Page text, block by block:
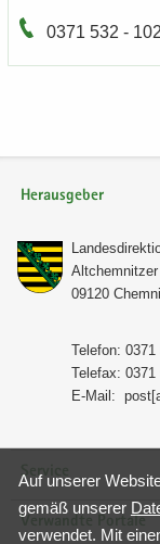
0371 532 -
Herausgeber
Alt­chem­nit­zer
09120
Te­le­fon: 0371
Te­le­fax: 0371
E-​Mail:
Service
Verwandte Portale
Auf un­se­rer
gemäß un­se­rer
ver­wen­det. Mit